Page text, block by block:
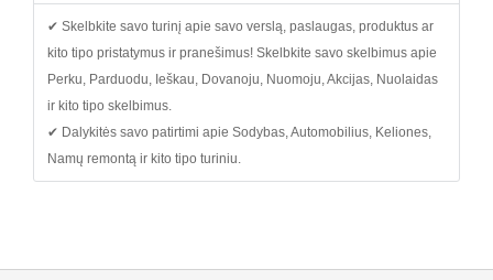
✔ Skelbkite savo turinį apie savo verslą, paslaugas, produktus ar
kito tipo pristatymus ir pranešimus! Skelbkite savo skelbimus apie
Perku, Parduodu, Ieškau, Dovanoju, Nuomoju, Akcijas, Nuolaidas
ir kito tipo skelbimus.
✔ Dalykitės savo patirtimi apie Sodybas, Automobilius, Keliones,
Namų remontą ir kito tipo turiniu.